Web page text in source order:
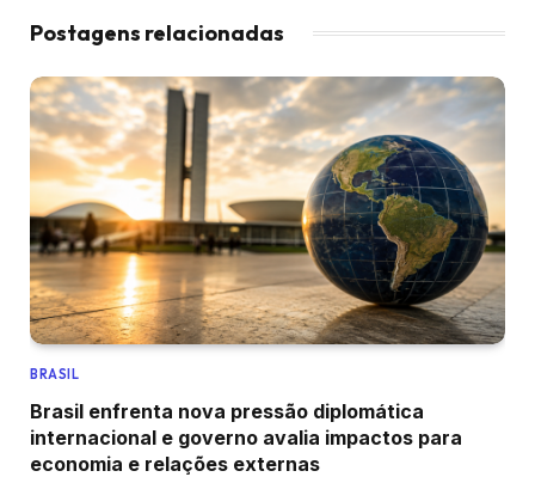
Postagens relacionadas
BRASIL
Brasil enfrenta nova pressão diplomática
internacional e governo avalia impactos para
economia e relações externas